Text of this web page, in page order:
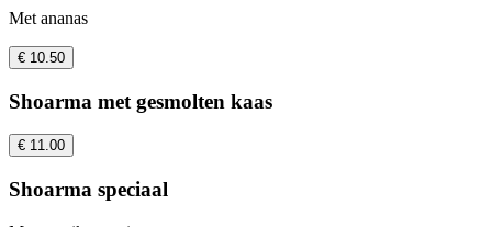
Met ananas
€ 10.50
Shoarma met gesmolten kaas
€ 11.00
Shoarma speciaal